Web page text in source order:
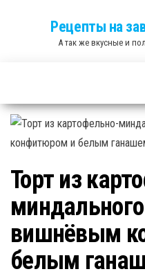
Рецепты на
А так же вкусные и
Торт из
вишнёвым
белым